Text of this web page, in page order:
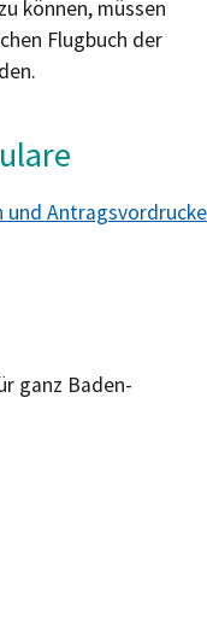
können, müssen
Flugbuch der
und Antragsvordrucke
ganz Baden-